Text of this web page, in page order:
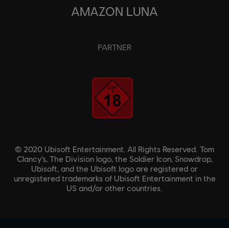
AMAZON LUNA
PARTNER
© 2020 Ubisoft Entertainment. All Rights Reserved. Tom
Clancy’s, The Division logo, the Soldier Icon, Snowdrop,
Ubisoft, and the Ubisoft logo are registered or
unregistered trademarks of Ubisoft Entertainment in the
US and/or other countries.